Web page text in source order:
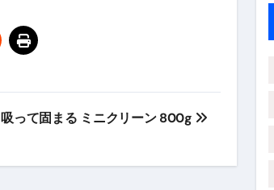
吸って固まる ミニクリーン 800g